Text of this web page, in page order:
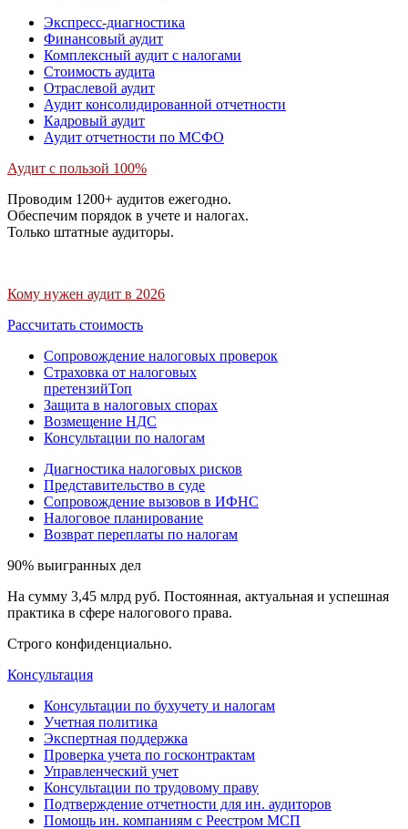
Экспресс-диагностика
Финансовый аудит
Комплексный аудит с налогами
Стоимость аудита
Отраслевой аудит
Аудит консолидированной отчетности
Кадровый аудит
Аудит отчетности по МСФО
Аудит с пользой 100%
Проводим 1200+ аудитов ежегодно.
Обеспечим порядок в учете и налогах.
Только штатные аудиторы.
Кому нужен аудит в 2026
Рассчитать стоимость
Сопровождение налоговых проверок
Страховка от налоговых
претензийТоп
Защита в налоговых спорах
Возмещение НДС
Консультации по налогам
Диагностика налоговых рисков
Представительство в суде
Сопровождение вызовов в ИФНС
Налоговое планирование
Возврат переплаты по налогам
90% выигранных дел
На сумму 3,45 млрд руб. Постоянная, актуальная и успешная
практика в сфере налогового права.
Строго конфиденциально.
Консультация
Консультации по бухучету и налогам
Учетная политика
Экспертная поддержка
Проверка учета по госконтрактам
Управленческий учет
Консультации по трудовому праву
Подтверждение отчетности для ин. аудиторов
Помощь ин. компаниям с Реестром МСП